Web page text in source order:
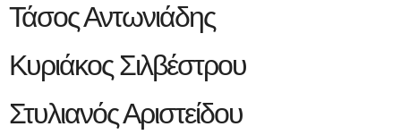
Τάσος Αντωνιάδης
Κυριάκος Σιλβέστρου
Στυλιανός Αριστείδου